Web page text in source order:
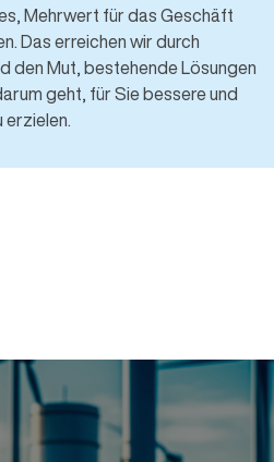
Mehrwert für das Geschäft
Das erreichen wir durch
den Mut, bestehende Lösungen
geht, für Sie bessere und